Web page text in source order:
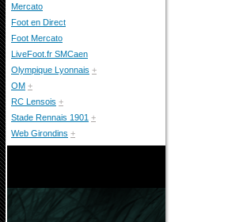
Mercato
Foot en Direct
Foot Mercato
LiveFoot.fr SMCaen
Olympique Lyonnais +
OM +
RC Lensois +
Stade Rennais 1901 +
Web Girondins +